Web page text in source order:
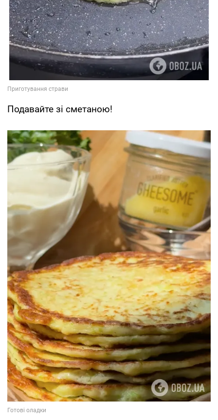
Подавайте зі сметаною!